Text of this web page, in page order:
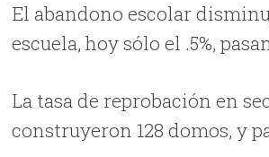
El abandono escolar
escuela, hoy sólo el .5%,
La tasa de reprobación en
construyeron 128 domos, y